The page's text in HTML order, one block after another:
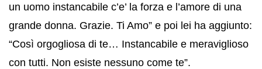
un uomo instancabile c’e’ la forza e l’amore di una
grande donna. Grazie. Ti Amo” e poi lei ha aggiunto:
“Così orgogliosa di te… Instancabile e meraviglioso
con tutti. Non esiste nessuno come te”.